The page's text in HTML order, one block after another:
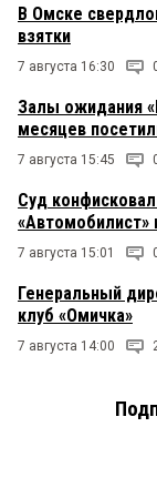
В Омске
взятки
7 августа 16:30
Залы ожидания
месяцев
7 августа 15:45
Суд
7 августа 15:01
Генеральный
клуб «Омичка»
7 августа 14:00